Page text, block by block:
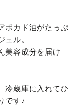
ボカド油がたっぷ
ル。
美容成分を届け
冷蔵庫に入れてひ
です♪